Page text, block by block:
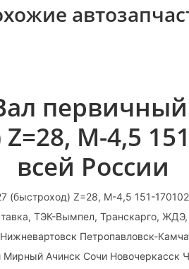
М-4,5
всей России
(быстроход) Z=28, М-4,5 151-
ТЭК-Вымпел, Транскарго,
Петропавловск-
Мирный Ачинск Сочи Новочеркасск